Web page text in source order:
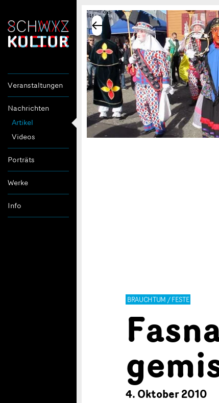
Veranstaltungen
Nachrichten
Artikel
Videos
Porträts
Werke
Info
BRAUCHTUM / FESTE
4. Oktober 2010